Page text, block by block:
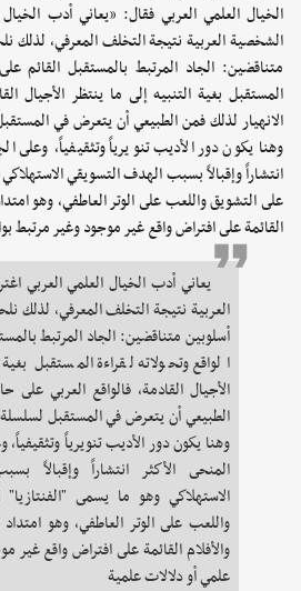
الخيال العلمي العربي فقال: «يعاني أدب الخيال
الشخصية العربية نتيجة التخلف المعرفي، لذلك
متناقضين: الجاد المرتبط بالمستقبل القائم
المستقبل بغية التنبيه إلى ما ينتظر الأجيال
الانهيار لذلك فمن الطبيعي أن يتعرض في
وهنا يكون دور الأديب تنويرياً وتثقيفياً، وعلى
انتشاراً وإقبالاً بسبب الهدف التسويقي
على التشويق واللعب على الوتر العاطفي، وهو امتداد
القائمة على افتراض واقع غير موجود وغير مرتبط
يعاني أدب الخيال العلمي العربي
العربية نتيجة التخلف المعرفي، لذلك
أسلوبين متناقضين: الجاد المرتبط
الواقع وتحولاته لقراءة المستقبل
الأجيال القادمة، فالواقع العربي على
الطبيعي أن يتعرض في المستقبل
وهنا يكون دور الأديب تنويرياً
المنحى الأكثر انتشاراً وإقبالاً
الاستهلاكي وهو ما يسمى
واللعب على الوتر العاطفي، وهو امتداد
والأفلام القائمة على افتراض واقع غير
علمي أو دلالات علمية